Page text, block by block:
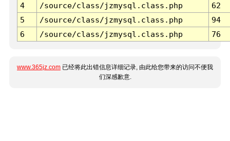
4
/source/class/jzmysql.class.php
62
5
/source/class/jzmysql.class.php
94
6
/source/class/jzmysql.class.php 76
www.365jz.com 已经将此出错信息详细记录, 由此给您带来的访问不便我
们深感歉意.